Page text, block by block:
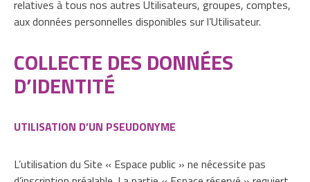
relatives à tous nos autres Utilisateurs, groupes, comptes,
aux données personnelles disponibles sur l’Utilisateur.
COLLECTE DES DONNÉES
D’IDENTITÉ
UTILISATION D’UN PSEUDONYME
L’utilisation du Site « Espace public » ne nécessite pas